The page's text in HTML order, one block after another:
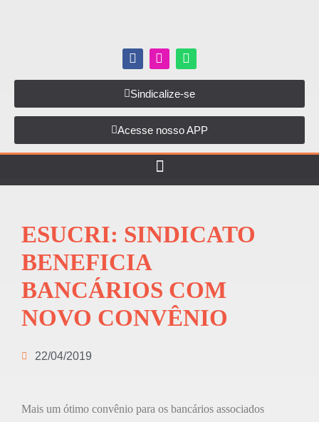
Sindicalize-se
Acesse nosso APP
ESUCRI: SINDICATO
BENEFICIA
BANCÁRIOS COM
NOVO CONVÊNIO
22/04/2019
Mais um ótimo convênio para os bancários associados